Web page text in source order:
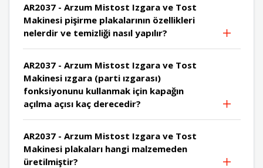
AR2037 - Arzum Mistost Izgara ve Tost
Makinesi pişirme plakalarının özellikleri
nelerdir ve temizliği nasıl yapılır?
AR2037 - Arzum Mistost Izgara ve Tost
Makinesi ızgara (parti ızgarası)
fonksiyonunu kullanmak için kapağın
açılma açısı kaç derecedir?
AR2037 - Arzum Mistost Izgara ve Tost
Makinesi plakaları hangi malzemeden
üretilmiştir?